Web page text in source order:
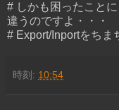
# しかも困ったこと
違うのですよ・・・
# Export/Inportをちま
時刻: 10:54